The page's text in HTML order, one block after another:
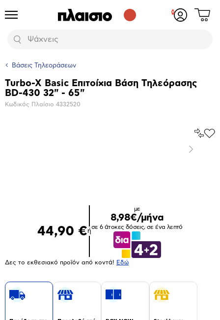
Προϊόντα
Αναζήτηση
Δες
Βάσεις Τηλεοράσεων
Βασικά
χαρακτηριστικά
Turbo-X Basic Eπιτοίχια Βάση Τηλεόρασης
BD-430 32" - 65"
Κωδικός Πλαίσιο 4332520
Επόμενο
44,90 €ή
με
8,98€/μήνα
σε 6 άτοκες δόσεις, σε ένα λεπτό
Δες το εκθεσιακό προϊόν από κοντά! Eδώ